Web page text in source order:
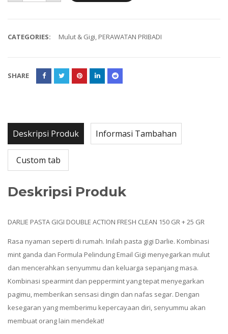
CATEGORIES: Mulut & Gigi, PERAWATAN PRIBADI
SHARE
Deskripsi Produk Informasi Tambahan
Custom tab
Deskripsi Produk
DARLIE PASTA GIGI DOUBLE ACTION FRESH CLEAN 150 GR + 25 GR
Rasa nyaman seperti di rumah. Inilah pasta gigi Darlie. Kombinasi
mint ganda dan Formula Pelindung Email Gigi menyegarkan mulut
dan mencerahkan senyummu dan keluarga sepanjang masa.
Kombinasi spearmint dan peppermint yang tepat menyegarkan
pagimu, memberikan sensasi dingin dan nafas segar. Dengan
kesegaran yang memberimu kepercayaan diri, senyummu akan
membuat orang lain mendekat!